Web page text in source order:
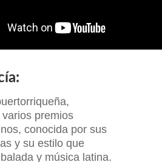
premios
conocida por sus
y su estilo que
y música latina.